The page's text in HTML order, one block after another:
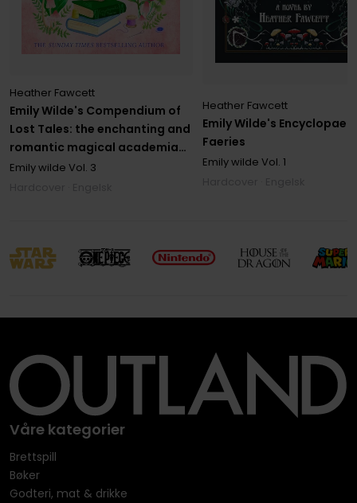
Emily Wilde's Compendium of
Lost Tales: the enchanting and
romantic magical academia
phenomenon!
Heather Fawcett
Emily wilde Vol. 3
Emily Wilde's
Faeries
Heather Fawcett
Emily wilde Vol. 1
Våre kategorier
Brettspill
Bøker
Godteri, mat & drikke